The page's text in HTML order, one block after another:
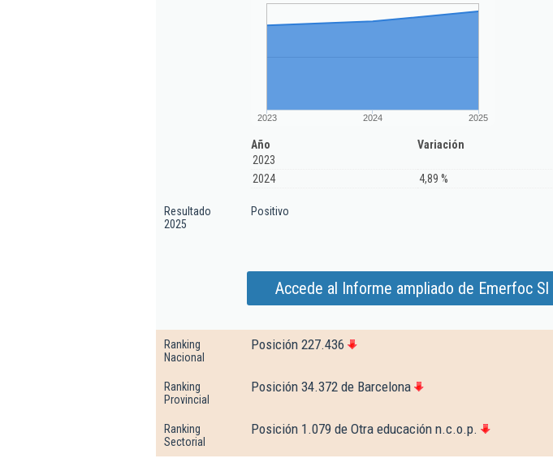
2023 2024 2025
Año
Variación
2023
2024
4,89 %
Resultado
2025
Positivo
Accede al Informe ampliado de Emerfoc Sl
Ranking
Nacional
Posición 227.436
Ranking
Provincial
Posición 34.372 de Barcelona
Ranking
Sectorial
Posición 1.079 de Otra educación n.c.o.p.